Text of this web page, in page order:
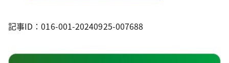
記事ID：016-001-20240925-007688